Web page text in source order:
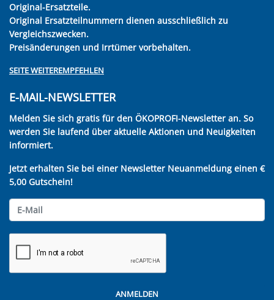
Original-Ersatzteile.
Original Ersatzteilnummern dienen ausschließlich zu
Vergleichszwecken.
Preisänderungen und Irrtümer vorbehalten.
SEITE WEITEREMPFEHLEN
E-MAIL-NEWSLETTER
Melden Sie sich gratis für den ÖKOPROFI-Newsletter an. So
werden Sie laufend über aktuelle Aktionen und Neuigkeiten
informiert.
Jetzt erhalten Sie bei einer Newsletter Neuanmeldung einen €
5,00 Gutschein!
ANMELDEN